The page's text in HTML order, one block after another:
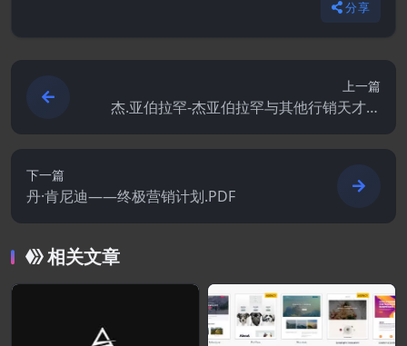
分享
上一篇
杰.亚伯拉罕-杰亚伯拉罕与其他行销天才的
挣钱秘诀
下一篇
丹·肯尼迪——终极营销计划.PDF
相关文章